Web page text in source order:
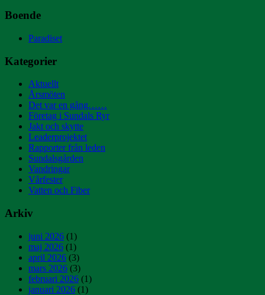
Boende
Paradiset
Kategorier
Aktuellt
Årsmöten
Det var en gång……
Företag i Sundals Ryr
Jakt och skytte
Leaderprojektet
Rapporter från leden
Sundalsgården
Vandringar
Vårfester
Vatten och Fiber
Arkiv
juni 2026 (1)
maj 2026 (1)
april 2026 (3)
mars 2026 (3)
februari 2026 (1)
januari 2026 (1)